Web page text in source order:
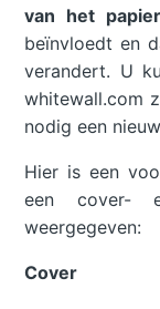
van het
beïnvloedt en
verandert. U
whitewall.com
nodig een
Hier is een
een cover-
weergegeven:
Cover